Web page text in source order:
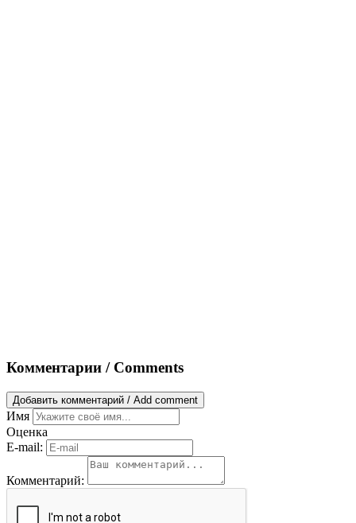
Комментарии / Comments
Добавить комментарий / Add comment
Имя
Оценка
E-mail:
Комментарий: